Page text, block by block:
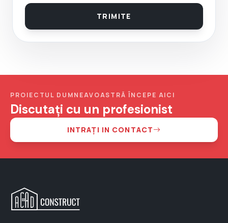
TRIMITE
PROIECTUL DUMNEAVOASTRĂ ÎNCEPE AICI
Discutați cu un profesionist
INTRAȚI IN CONTACT